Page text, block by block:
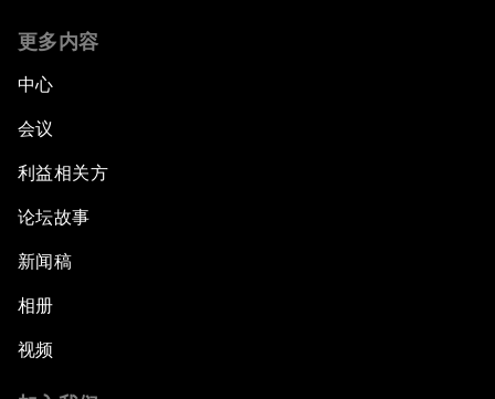
更多内容
中心
会议
利益相关方
论坛故事
新闻稿
相册
视频